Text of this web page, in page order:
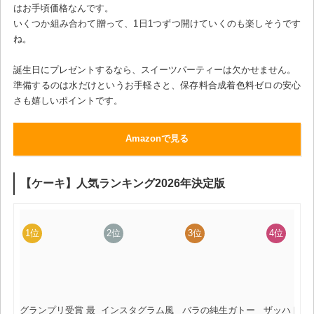
はお手頃価格なんです。
いくつか組み合わて贈って、1日1つずつ開けていくのも楽しそうです
ね。
誕生日にプレゼントするなら、スイーツパーティーは欠かせません。
準備するのは水だけというお手軽さと、保存料合成着色料ゼロの安心
さも嬉しいポイントです。
Amazonで見る